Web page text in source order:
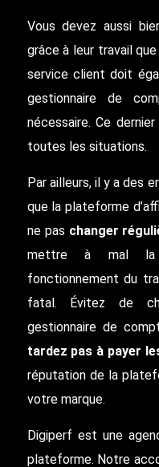
Vous devez aussi
grâce à leur travail
service client doit
gestionnaire de
nécessaire. Ce
toutes les situations.
Par ailleurs, il y a des
que la plateforme
ne pas changer
mettre à mal la
fonctionnement du
fatal. Évitez de
gestionnaire de
tardez pas à payer
réputation de la
votre marque.
Digiperf est une
plateforme. Notre